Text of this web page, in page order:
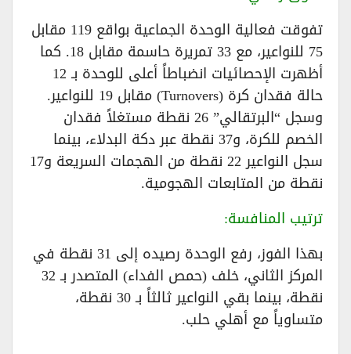
تفوقت فعالية الوحدة الجماعية بواقع 119 مقابل
75 للنواعير، مع 33 تمريرة حاسمة مقابل 18. كما
أظهرت الإحصائيات انضباطاً أعلى للوحدة بـ 12
حالة فقدان كرة (Turnovers) مقابل 19 للنواعير.
وسجل “البرتقالي” 26 نقطة مستغلاً فقدان
الخصم للكرة، و37 نقطة عبر دكة البدلاء، بينما
سجل النواعير 22 نقطة من الهجمات السريعة و17
نقطة من المتابعات الهجومية.
ترتيب المنافسة:
بهذا الفوز، رفع الوحدة رصيده إلى 31 نقطة في
المركز الثاني، خلف (حمص الفداء) المتصدر بـ 32
نقطة، بينما بقي النواعير ثالثاً بـ 30 نقطة،
متساوياً مع أهلي حلب.